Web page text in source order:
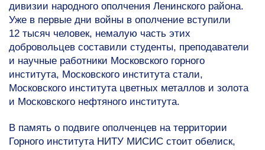
дивизии народного ополчения Ленинского района.
Уже в первые дни войны в ополчение вступили
12 тысяч человек, немалую часть этих
добровольцев составили студенты, преподаватели
и научные работники Московского горного
института, Московского института стали,
Московского института цветных металлов и золота
и Московского нефтяного института.
В память о подвиге ополченцев на территории
Горного института НИТУ МИСИС стоит обелиск,